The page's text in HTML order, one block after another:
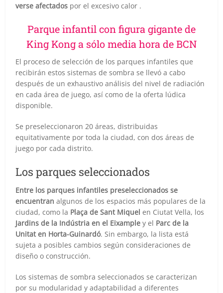
verse afectados por el excesivo calor .
Parque infantil con figura gigante de
King Kong a sólo media hora de BCN
El proceso de selección de los parques infantiles que
recibirán estos sistemas de sombra se llevó a cabo
después de un exhaustivo análisis del nivel de radiación
en cada área de juego, así como de la oferta lúdica
disponible.
Se preseleccionaron 20 áreas, distribuidas
equitativamente por toda la ciudad, con dos áreas de
juego por cada distrito.
Los parques seleccionados
Entre los parques infantiles preseleccionados se
encuentran algunos de los espacios más populares de la
ciudad, como la Plaça de Sant Miquel en Ciutat Vella, los
Jardins de la Indústria en el Eixample y el Parc de la
Unitat en Horta-Guinardó. Sin embargo, la lista está
sujeta a posibles cambios según consideraciones de
diseño o construcción.
Los sistemas de sombra seleccionados se caracterizan
por su modularidad y adaptabilidad a diferentes